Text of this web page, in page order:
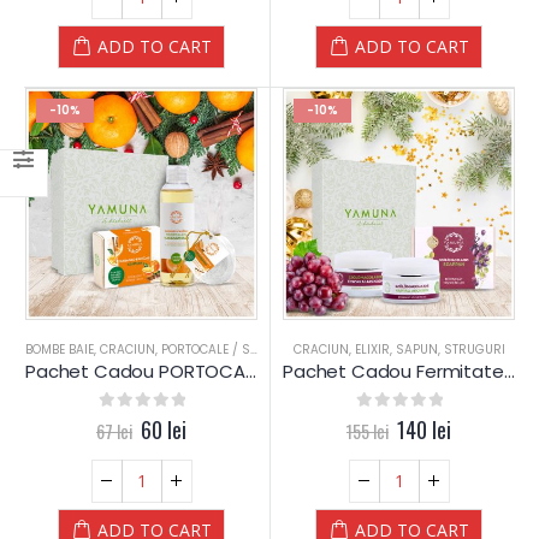
ADD TO CART ADD TO CART
-10%
BOMBE BAIE, CRACIUN, PORTOCALE / SCORTISOARA ,SAPUN,ULEI 250ML,YAMUNA
Pachet Cadou PORTOCALE si Scortisoara – Yamuna
out of 5
67lei 60 lei
ADD TO CART
-10%
CRACIUN, ELIXIR, SAPUN, STRUGURI
Pachet Cadou Fermitate Samburi de STRUGURI – Yamuna
out of 5
155lei 140 lei
ADD TO CART